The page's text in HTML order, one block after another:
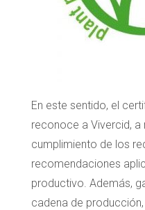
En este sentido, el
reconoce a Vivercid, a
cumplimiento de los
recomendaciones
productivo. Además,
cadena de